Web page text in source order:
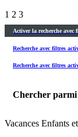
1 2 3
Activer la recherche avec
Recherche avec filtres
Recherche avec filtres
Chercher parmi
Vacances Enfants